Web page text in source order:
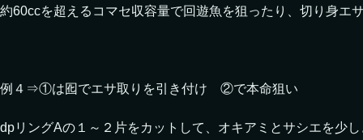
約60ccを超えるコマセ収容量で回遊魚を狙ったり、切り身エ
例４⇒①は囮でエサ取りを引き付け ②で本命狙い
dpリングAの１～２片をカットして、オキアミとサシエを少